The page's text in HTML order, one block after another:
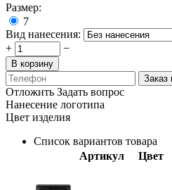
Размер:
7
Вид нанесения:
+
−
В корзину
Заказ
Отложить Задать вопрос
Нанесение логотипа
Цвет изделия
Список вариантов товара
Артикул
Цвет